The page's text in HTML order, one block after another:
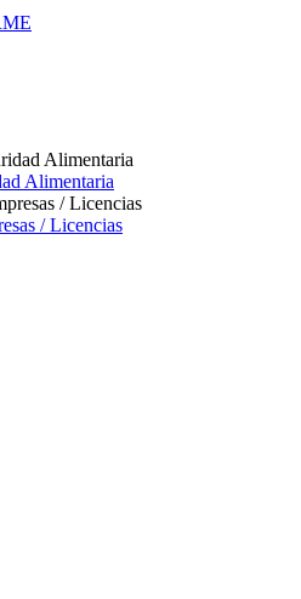
Alimentaria
/ Licencias